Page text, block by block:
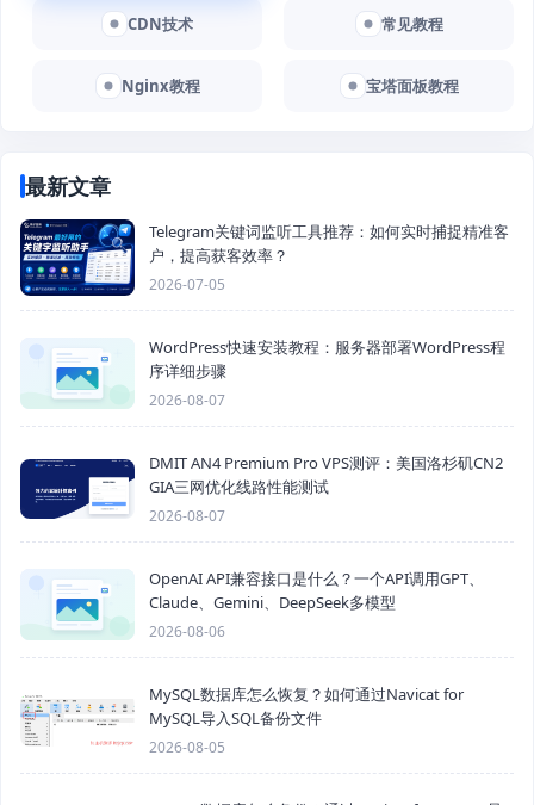
CDN技术 常见教程
Nginx教程 宝塔面板教程
最新文章
Telegram关键词监听工具推荐：如何实时捕捉精准客
户，提高获客效率？
2026-07-05
WordPress快速安装教程：服务器部署WordPress程
序详细步骤
2026-08-07
DMIT AN4 Premium Pro VPS测评：美国洛杉矶CN2
GIA三网优化线路性能测试
2026-08-07
OpenAI API兼容接口是什么？一个API调用GPT、
Claude、Gemini、DeepSeek多模型
2026-08-06
MySQL数据库怎么恢复？如何通过Navicat for
MySQL导入SQL备份文件
2026-08-05